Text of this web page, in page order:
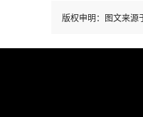
版权申明：图文来源